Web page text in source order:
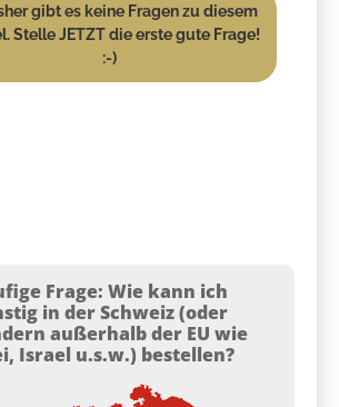
gibt es keine Fragen zu diesem
Stelle JETZT die erste gute Frage!
:-)
Frage: Wie kann ich
in der Schweiz (oder
außerhalb der EU wie
Israel u.s.w.) bestellen?